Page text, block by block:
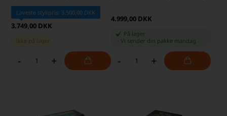
Laveste stykpris: 3.500,00 DKK
3.749,00 DKK
Ikke på lager
- +
4.999,00 DKK
På lager
Vi sender din pakke mandag
- +